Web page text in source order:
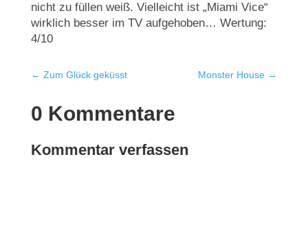
nicht zu füllen weiß. Vielleicht ist „Miami Vice“
wirklich besser im TV aufgehoben… Wertung:
4/10
← Zum Glück geküsst Monster House →
0 Kommentare
Kommentar verfassen